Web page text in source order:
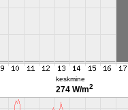
keskmine
274 W/m2